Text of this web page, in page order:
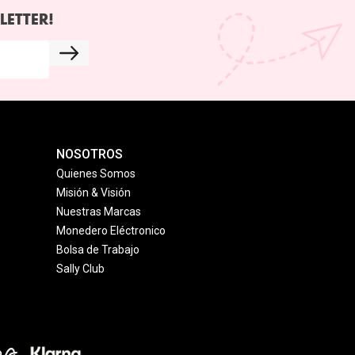
NOSOTROS
Quienes Somos
Misión & Visión
Nuestras Marcas
Monedero Eléctronico
Bolsa de Trabajo
Sally Club